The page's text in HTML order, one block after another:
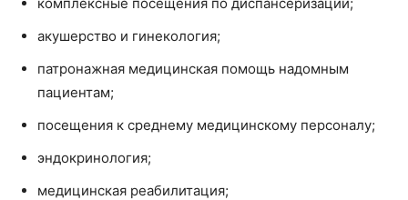
акушерство и гинекология;
патронажная медицинская помощь надомным
пациентам;
посещения к среднему медицинскому персоналу;
эндокринология;
медицинская реабилитация;